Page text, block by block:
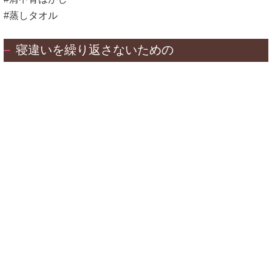
#蒸しタオル
寝違いを繰り返さないための